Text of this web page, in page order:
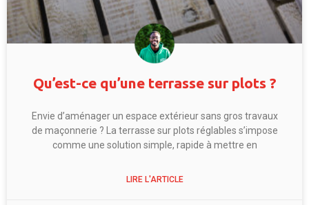
Qu’est-ce qu’une terrasse sur plots ?
Envie d’aménager un espace extérieur sans gros travaux
de maçonnerie ? La terrasse sur plots réglables s’impose
comme une solution simple, rapide à mettre en
LIRE L'ARTICLE